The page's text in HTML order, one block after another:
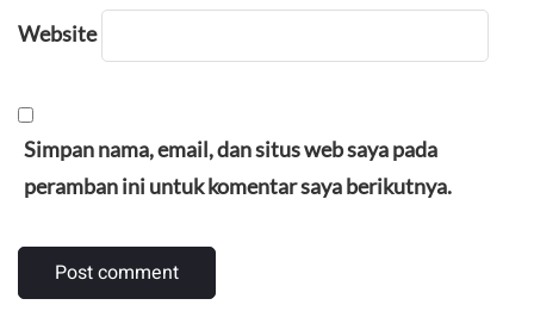
Website
Simpan nama, email, dan situs web saya pada
peramban ini untuk komentar saya berikutnya.